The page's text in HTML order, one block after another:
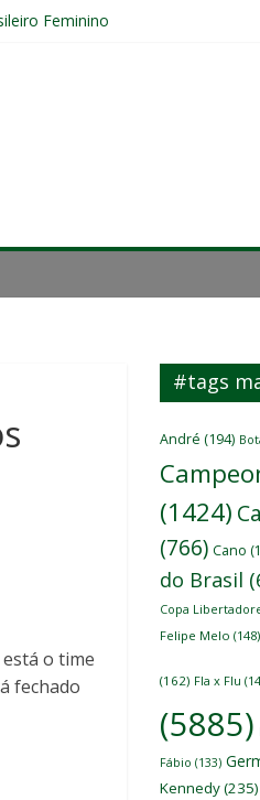
Feminino
e passará por cirurgia
saídas no elenco
o time
fechado
#tags
André (194)
(1424)
(766) Cano
do Brasil
Copa
Felipe Melo (148)
(162) Fla x Flu
(5885)
Fábio (133)
Kennedy(235)